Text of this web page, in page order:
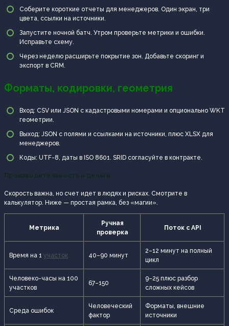
Соберите короткие отчеты для менеджеров. Один экран, три
цвета, ссылки на источники.
Запустите ночной батч. Утром проверьте метрики и ошибки.
Исправьте схему.
Через неделю расширьте покрытие зон. Добавьте скоринг и
экспорт в CRM.
Форматы, кодировки, геометрия
Вход: CSV или JSON с кадастровыми номерами и опционально WKT
геометрии.
Выход: JSON с полями и ссылками на источники, плюс XLSX для
менеджеров.
Коды: UTF-8, даты в ISO 8601. SRID согласуйте в контракте.
Производительность и деньги
Скорость важна, но счет идет в людях и рисках. Смотрите в
калькулятор. Ниже — простая рамка, без «магии».
Метрика
Ручная
проверка
Поток с API
Время на 1 участок 40–90 минут
2–12 минут на полный
цикл
Человеко-часы на 100
участков
67–150
9–25 плюс разбор
сложных кейсов
Среда ошибок
Человеческий
фактор
Форматы, внешние
источники